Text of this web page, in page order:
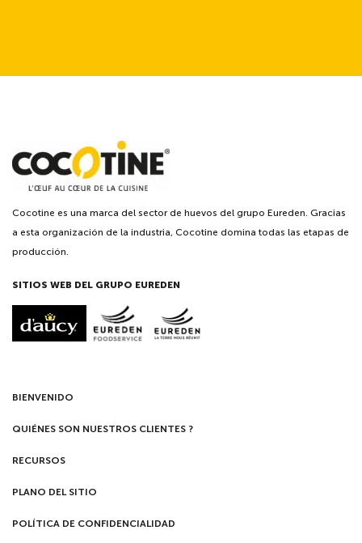
Cocotine es una marca del sector de huevos del grupo Eureden. Gracias
a esta organización de la industria, Cocotine domina todas las etapas de
producción.
SITIOS WEB DEL GRUPO EUREDEN
BIENVENIDO
QUIÉNES SON NUESTROS CLIENTES ?
RECURSOS
PLANO DEL SITIO
POLÍTICA DE CONFIDENCIALIDAD